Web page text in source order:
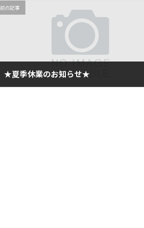
前の記事
★夏季休業のお知らせ★